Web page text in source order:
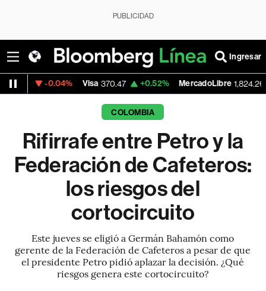
PUBLICIDAD
Ingresar
Visa 370.47 +0.52% MercadoLibre 1,824.26 -5.23%
COLOMBIA
Rifirrafe entre Petro y la
Federación de Cafeteros:
los riesgos del
cortocircuito
Este jueves se eligió a Germán Bahamón como
gerente de la Federación de Cafeteros a pesar de que
el presidente Petro pidió aplazar la decisión. ¿Qué
riesgos genera este cortocircuito?